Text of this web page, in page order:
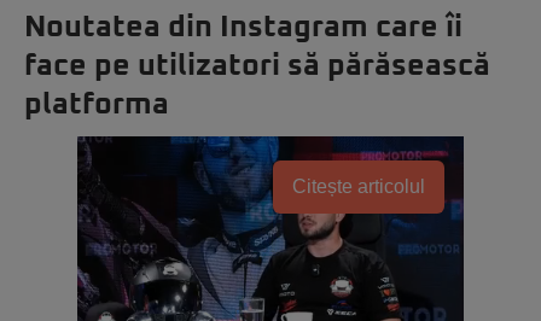
Noutatea din Instagram care îi
face pe utilizatori să părăsească
platforma
Citește articolul